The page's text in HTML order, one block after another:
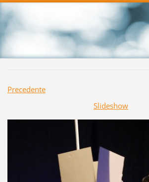
Precedente
Slideshow